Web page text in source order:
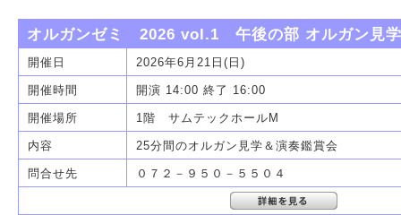
オルガンゼミ 2026 vol.1 午後の部 オルガン見学
開催日 2026年6月21日(日)
開催時間 開演 14:00 終了 16:00
開催場所 1階 サムテックホールM
内容 25分間のオルガン見学＆演奏鑑賞会
問合せ先 ０７２－９５０－５５０４